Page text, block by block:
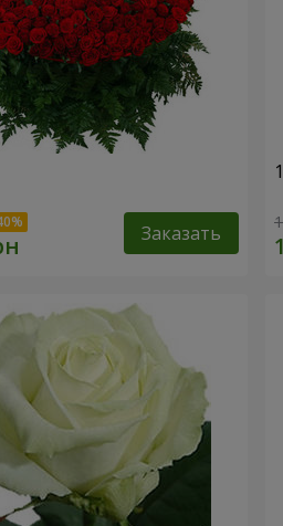
Заказать